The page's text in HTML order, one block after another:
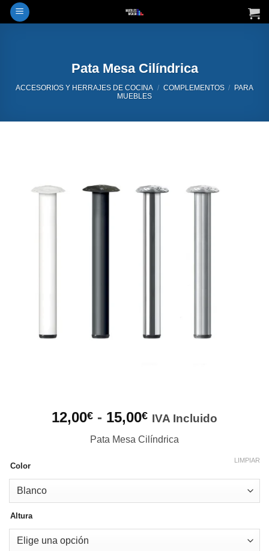
Saltar
al
Pata Mesa Cilíndrica
ACCESORIOS Y HERRAJES DE COCINA / COMPLEMENTOS /
PARA
MUEBLES
12,00€ - 15,00€Rango
de
precios:
15,00€
IVA Incluido
Pata Mesa Cilíndrica
Color
Altura
LIMPIAR